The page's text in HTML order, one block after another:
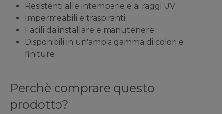
Resistenti alle intemperie e ai raggi UV
Impermeabili e traspiranti
Facili da installare e manutenere
Disponibili in un'ampia gamma di colori e
finiture
Perchè comprare questo
prodotto?